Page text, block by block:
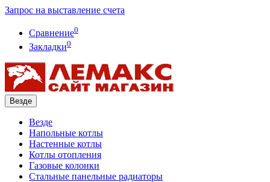
Запрос на выставление счета
Сравнение0
Закладки0
Везде
Везде
Напольные котлы
Настенные котлы
Котлы отопления
Газовые колонки
Стальные панельные радиаторы